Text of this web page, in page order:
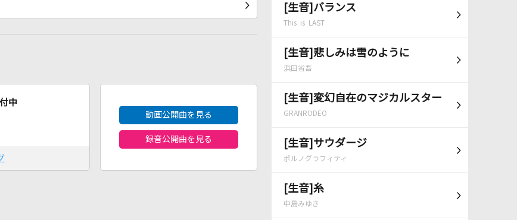
[生音]バランス
This is LAST
[生音]悲しみは雪のように
浜田省吾
[生音]変幻自在のマジカルスター
GRANRODEO
[生音]サウダージ
ポルノグラフィティ
[生音]糸
中島みゆき
中
動画公開曲を見る
録音公開曲を見る